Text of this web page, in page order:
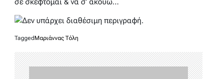
Tagged Μαριάννας Τόλη